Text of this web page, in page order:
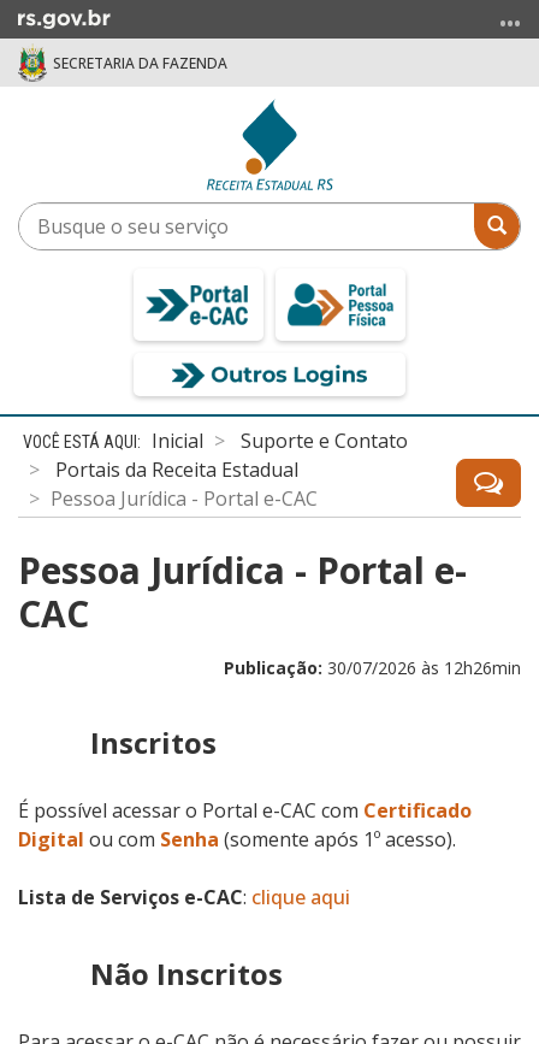
para
menu
SECRETARIA DA FAZENDA
Busque
o
Início
conteúdo
Inicial
Suporte e Contato
Portais da Receita Estadual
Pessoa Jurídica - Portal e-CAC
Pessoa Jurídica - Portal e-
CAC
Publicação: 30/07/2026 às 12h26min
Inscritos
É possível acessar o Portal e-CAC com Certificado
Digital ou com Senha (somente após 1º acesso).
Lista de Serviços e-CAC: clique aqui
Não Inscritos